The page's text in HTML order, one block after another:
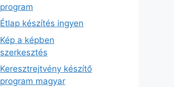
program
Étlap készítés ingyen
Kép a képben
szerkesztés
Keresztrejtvény készítő
program magyar